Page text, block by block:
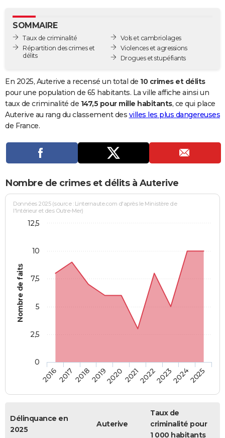
GUIDES D'ACHAT
BONS PLANS
Carte de Noël
Carte Bonne année
Carte Saint-Valentin
Carte Pâques
Carte d'anniversaire
DICTIONNAIRE
Dictionnaire
Biographies
Citations
Expressions
Proverbes
PROGRAMME TV
Se connecter
Entreprises
Service militaire
Avis de recherche
AVIS DE DÉCÈS
Bricolage
Lifestyle
Culture
Sport
Auto
Television
Voyage
Cinema
SOMMAIRE
Taux de criminalité
Répartition des crimes et
délits
Vols et cambriolages
Violences et agressions
Drogues et stupéfiants
En 2025, Auterive a recensé un total de 10 crimes et délits
pour une population de 65 habitants. La ville affiche ainsi un
taux de criminalité de 147,5 pour mille habitants, ce qui place
Auterive au rang du classement des villes les plus dangereuses
de France.
Nombre de crimes et délits à Auterive
Nombre de faits
Données 2025 (source : Linternaute.com d'après le Ministère de
l'Intérieur et des Outre-Mer)
2016201720182019202020212022202320242025
0
2,5
5
7,5
10
12,5
Délinquance en
2025
Auterive
Taux de
criminalité pour
1 000 habitants